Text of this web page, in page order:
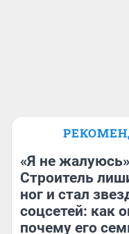
«Я не
Строитель
ног и стал
соцсетей: как
почему его